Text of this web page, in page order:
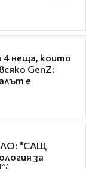
4 неща, които
GenZ:
е
"САЩ
за